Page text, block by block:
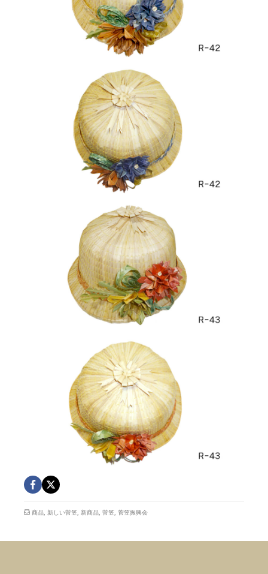
商品 新しい菅笠 新商品 菅笠 菅笠振興会